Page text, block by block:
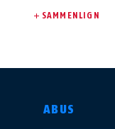
SAMMENLIGN
ABUS
VÆLG DIT LAND